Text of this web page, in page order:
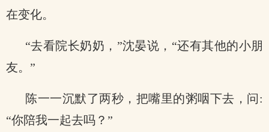
在变化。
“去看院长奶奶，”沈晏说，“还有其他的小朋
友。”
陈一一沉默了两秒，把嘴里的粥咽下去，问:
“你陪我一起去吗？”